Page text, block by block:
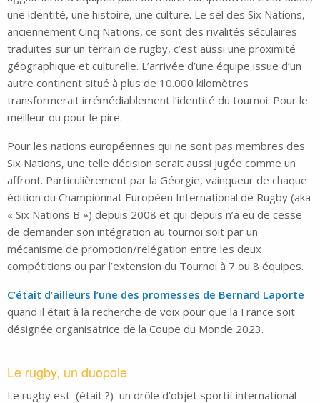
une identité, une histoire, une culture. Le sel des Six Nations,
anciennement Cinq Nations, ce sont des rivalités séculaires
traduites sur un terrain de rugby, c’est aussi une proximité
géographique et culturelle. L’arrivée d’une équipe issue d’un
autre continent situé à plus de 10.000 kilomètres
transformerait irrémédiablement l’identité du tournoi. Pour le
meilleur ou pour le pire.
Pour les nations européennes qui ne sont pas membres des
Six Nations, une telle décision serait aussi jugée comme un
affront. Particulièrement par la Géorgie, vainqueur de chaque
édition du Championnat Européen International de Rugby (aka
« Six Nations B ») depuis 2008 et qui depuis n’a eu de cesse
de demander son intégration au tournoi soit par un
mécanisme de promotion/relégation entre les deux
compétitions ou par l’extension du Tournoi à 7 ou 8 équipes.
C’était d’ailleurs l’une des promesses de Bernard Laporte
quand il était à la recherche de voix pour que la France soit
désignée organisatrice de la Coupe du Monde 2023.
Le rugby, un duopole
Le rugby est (était ?) un drôle d’objet sportif international